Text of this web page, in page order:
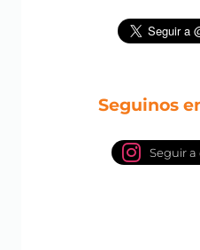
Seguinos
Seguir